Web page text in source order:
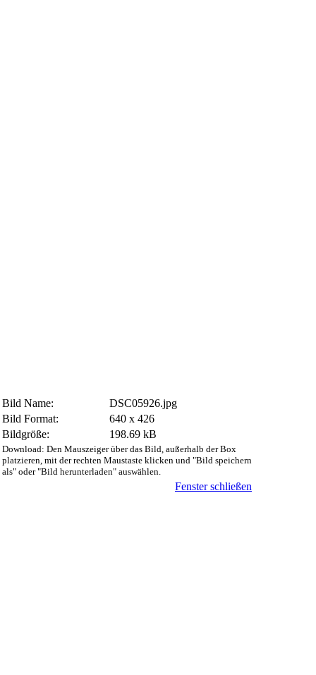
Bild Name:
DSC05926.jpg
Bild Format:
640 x 426
Bildgröße:
198.69 kB
Download: Den Mauszeiger über das Bild, außerhalb der Box
platzieren, mit der rechten Maustaste klicken und "Bild speichern
als" oder "Bild herunterladen" auswählen.
Fenster schließen